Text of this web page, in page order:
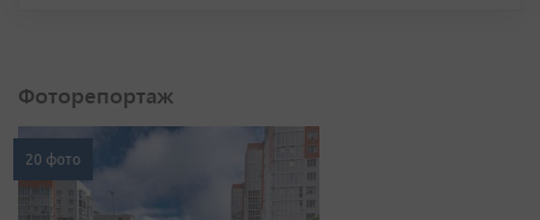
Фоторепортаж
20 фото